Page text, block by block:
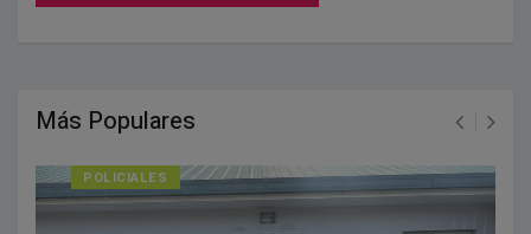
Más Populares
POLICIALES